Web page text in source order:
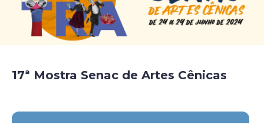
17ª Mostra Senac de Artes Cênicas